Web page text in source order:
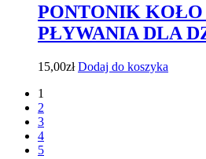
PONTONIK
PŁYWANIA DLA
15,00zł Dodaj do koszyka
1
2
3
4
5